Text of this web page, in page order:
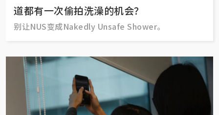
道都有一次偷拍洗澡的机会？
别让NUS变成Nakedly Unsafe Shower。